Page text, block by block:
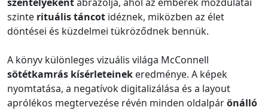
szinte rituális táncot idéznek, miközben az élet
döntései és küzdelmei tükröződnek bennük.
A könyv különleges vizuális világa McConnell
sötétkamrás kísérleteinek eredménye. A képek
nyomtatása, a negatívok digitalizálása és a layout
aprólékos megtervezése révén minden oldalpárönálló